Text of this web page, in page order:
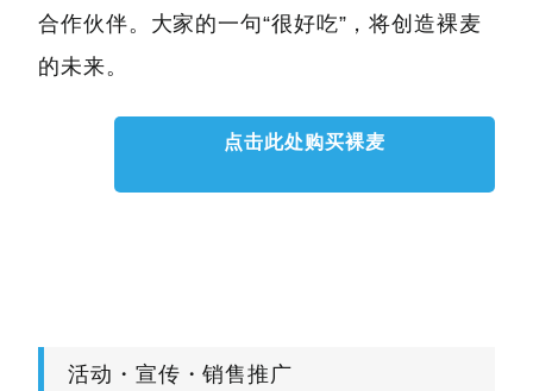
合作伙伴。大家的一句“很好吃”，将创造裸麦
的未来。
点击此处购买裸麦
活动・宣传・销售推广